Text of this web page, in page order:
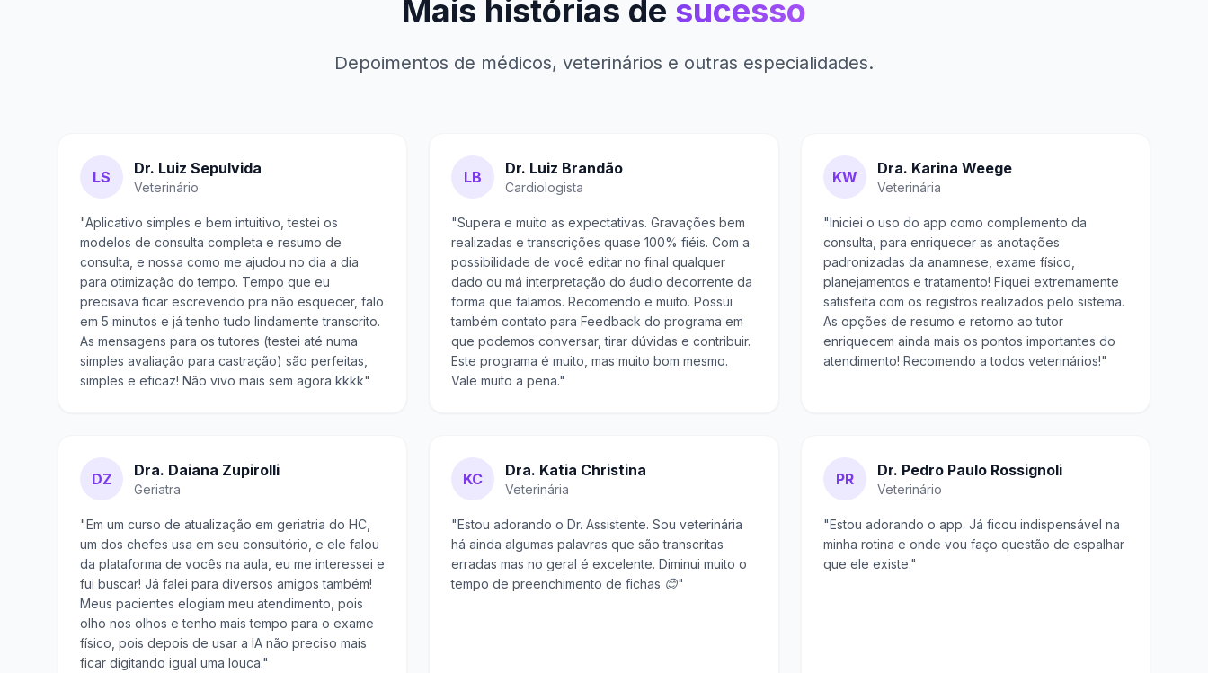
Mais histórias de sucesso
Depoimentos de médicos, veterinários e outras especialidades.
LS Dr. Luiz Sepulvida
Veterinário
"Aplicativo simples e bem intuitivo, testei os
modelos de consulta completa e resumo de
consulta, e nossa como me ajudou no dia a dia
para otimização do tempo. Tempo que eu
precisava ficar escrevendo pra não esquecer, falo
em 5 minutos e já tenho tudo lindamente transcrito.
As mensagens para os tutores (testei até numa
simples avaliação para castração) são perfeitas,
simples e eficaz! Não vivo mais sem agora kkkk"
LB Dr. Luiz Brandão
Cardiologista
"Supera e muito as expectativas. Gravações bem
realizadas e transcrições quase 100% fiéis. Com a
possibilidade de você editar no final qualquer
dado ou má interpretação do áudio decorrente da
forma que falamos. Recomendo e muito. Possui
também contato para Feedback do programa em
que podemos conversar, tirar dúvidas e contribuir.
Este programa é muito, mas muito bom mesmo.
Vale muito a pena."
KW Dra. Karina Weege
Veterinária
"Iniciei o uso do app como complemento da
consulta, para enriquecer as anotações
padronizadas da anamnese, exame físico,
planejamentos e tratamento! Fiquei extremamente
satisfeita com os registros realizados pelo sistema.
As opções de resumo e retorno ao tutor
enriquecem ainda mais os pontos importantes do
atendimento! Recomendo a todos veterinários!"
DZ Dra. Daiana Zupirolli
Geriatra
"Em um curso de atualização em geriatria do HC,
um dos chefes usa em seu consultório, e ele falou
da plataforma de vocês na aula, eu me interessei e
fui buscar! Já falei para diversos amigos também!
Meus pacientes elogiam meu atendimento, pois
olho nos olhos e tenho mais tempo para o exame
físico, pois depois de usar a IA não preciso mais
ficar digitando igual uma louca."
KC Dra. Katia Christina
Veterinária
"Estou adorando o Dr. Assistente. Sou veterinária
há ainda algumas palavras que são transcritas
erradas mas no geral é excelente. Diminui muito o
tempo de preenchimento de fichas 😊"
PR Dr. Pedro Paulo Rossignoli
Veterinário
"Estou adorando o app. Já ficou indispensável na
minha rotina e onde vou faço questão de espalhar
que ele existe."